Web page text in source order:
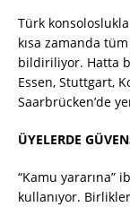
Türk
kısa zamanda
bildiriliyor. Hatta
Essen, Stuttgart,
Saarbrücken’de
ÜYELERDE
“Kamu yararına”
kullanıyor.